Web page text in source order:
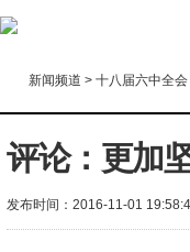
新闻频道 > 十八届六中全会
评论：更加
发布时间：2016-11-01